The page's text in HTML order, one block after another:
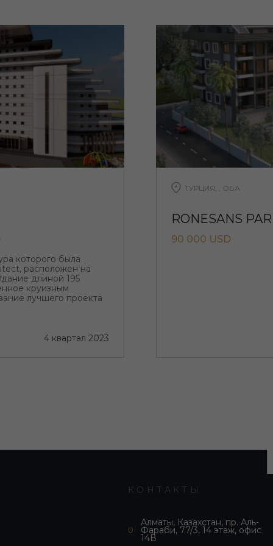
которого была
расположен на
длиной 195
круизным
лучшего проекта
4 квартал 2023
ТУРЦИЯ, , ОБА
RONESANS
90 000 USD
КОНТАКТЫ
Алматы, Казахстан, пр. Аль-
Фараби, 77/3, 14 этаж, офис
14В